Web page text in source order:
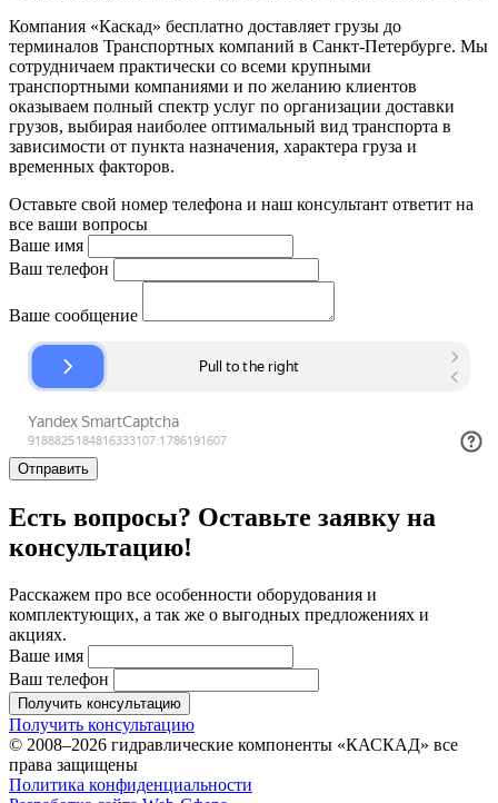
Компания «Каскад» бесплатно доставляет грузы до
терминалов Транспортных компаний в Санкт-Петербурге. Мы
сотрудничаем практически со всеми крупными
транспортными компаниями и по желанию клиентов
оказываем полный спектр услуг по организации доставки
грузов, выбирая наиболее оптимальный вид транспорта в
зависимости от пункта назначения, характера груза и
временных факторов.
Оставьте свой номер телефона и наш консультант ответит на
все ваши вопросы
Ваше имя
Ваш телефон
Ваше сообщение
Отправить
Есть вопросы? Оставьте заявку на
консультацию!
Расскажем про все особенности оборудования и
комплектующих, а так же о выгодных предложениях и
акциях.
Ваше имя
Ваш телефон
Получить консультацию
Получить консультацию
© 2008–2026 гидравлические компоненты «КАСКАД» все
права защищены
Политика конфиденциальности